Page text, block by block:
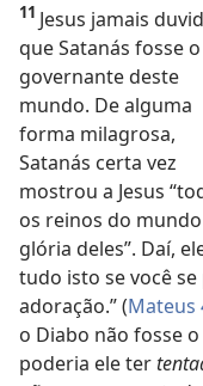
11 Jesus jamais
que Satanás fosse o
governante deste
mundo. De alguma
forma milagrosa,
Satanás certa vez
mostrou a Jesus
os reinos do mundo
glória deles”. Daí,
tudo isto se você
adoração.” (Mateus
o Diabo não fosse
poderia ele ter